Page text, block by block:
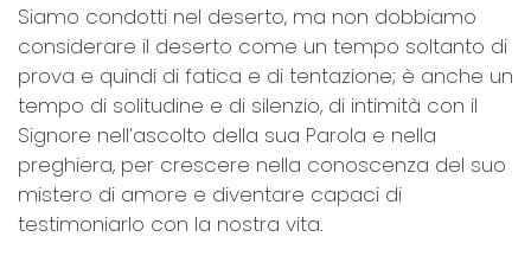
Siamo condotti nel deserto, ma non dobbiamo
considerare il deserto come un tempo soltanto di
prova e quindi di fatica e di tentazione; è anche un
tempo di solitudine e di silenzio, di intimità con il
Signore nell’ascolto della sua Parola e nella
preghiera, per crescere nella conoscenza del suo
mistero di amore e diventare capaci di
testimoniarlo con la nostra vita.